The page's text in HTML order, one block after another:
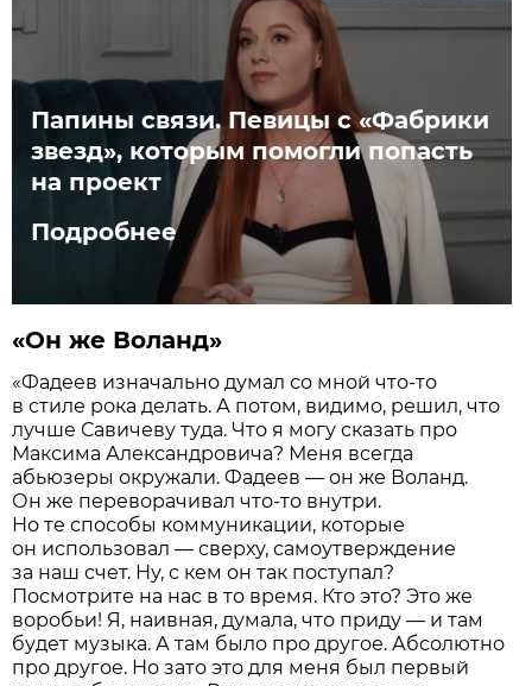
Папины связи. Певицы с «Фабрики
звезд», которым помогли попасть
на проект
Подробнее
«Он же Воланд»
«Фадеев изначально думал со мной что-то
в стиле рока делать. А потом, видимо, решил, что
лучше Савичеву туда. Что я могу сказать про
Максима Александровича? Меня всегда
абьюзеры окружали. Фадеев — он же Воланд.
Он же переворачивал что-то внутри.
Но те способы коммуникации, которые
он использовал — сверху, самоутверждение
за наш счет. Ну, с кем он так поступал?
Посмотрите на нас в то время. Кто это? Это же
воробьи! Я, наивная, думала, что приду — и там
будет музыка. А там было про другое. Абсолютно
про другое. Но зато это для меня был первый